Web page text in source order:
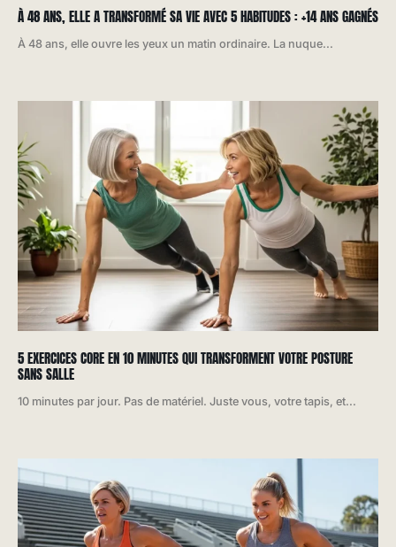
À 48 ANS, ELLE A TRANSFORMÉ SA VIE AVEC 5 HABITUDES : +14 ANS GAGNÉS
À 48 ans, elle ouvre les yeux un matin ordinaire. La nuque...
5 EXERCICES CORE EN 10 MINUTES QUI TRANSFORMENT VOTRE POSTURE
SANS SALLE
10 minutes par jour. Pas de matériel. Juste vous, votre tapis, et...